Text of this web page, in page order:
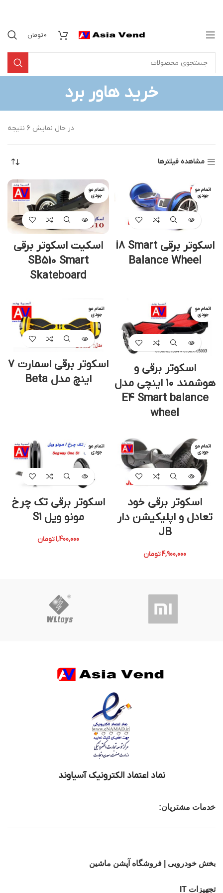
0تومان
خرید هاور برد
در حال نمایش 6 نتیجه
مشاهده فیلترها
اتمام مو
جودی
اسکوتر برقی i8 Smart
Balance Wheel
اتمام مو
جودی
اسکیت اسکوتر برقی
SB510 Smart
Skateboard
اتمام مو
جودی
اسکوتر برقی و
هوشمند ۱۰ اینچی مدل
E4 Smart balance
wheel
اتمام مو
جودی
اسکوتر برقی اسمارت 7
اینچ مدل Beta
اتمام مو
جودی
اسکوتر برقی خود
تعادل و اپلیکیشن دار
JB
4,900,000تومان
اتمام مو
جودی
اسکوتر برقی تک چرخ
مونو ویل S1
1,400,000تومان
نماد اعتماد الکترونیک آسیاوند
خدمات مشتریان:
بخش خودرویی | فروشگاه آپشن ماشین
تجهیزات IT